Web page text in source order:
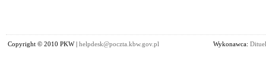
Copyright © 2010 PKW | helpdesk@poczta.kbw.gov.pl Wykonawca: